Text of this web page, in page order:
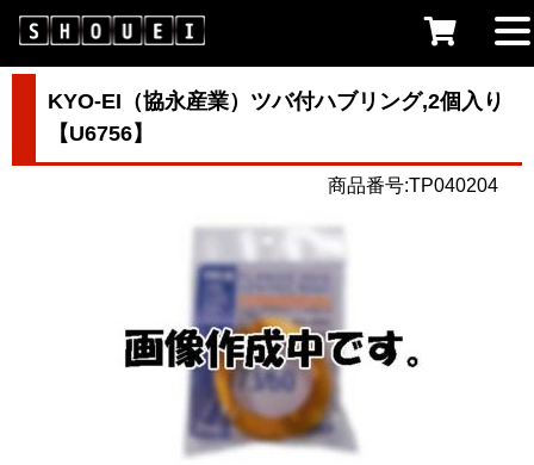
KYO-EI（協永産業）ツバ付ハブリング,2個入り
【U6756】
商品番号:TP040204